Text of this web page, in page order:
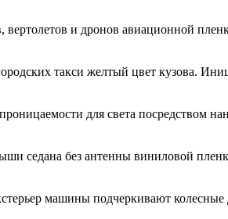
и дронов авиационной
такси желтый цвет кузова.
для света посредством
седана без антенны виниловой
машины подчеркивают